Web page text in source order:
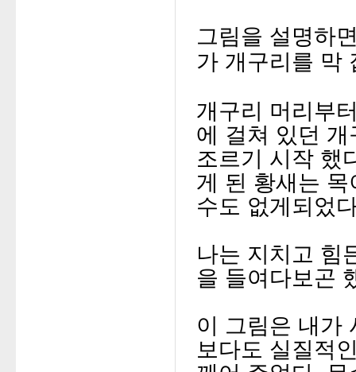
그림을 설명하
가 개구리를 막
개구리 머리부
에 걸쳐 있던
조르기 시작
게 된 황새는 목
수도 없게되었
나는 지치고 힘
을 들여다보곤
이 그림은 내가
보다도 실질적